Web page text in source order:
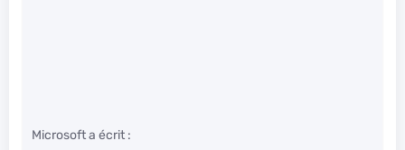
Microsoft a écrit :